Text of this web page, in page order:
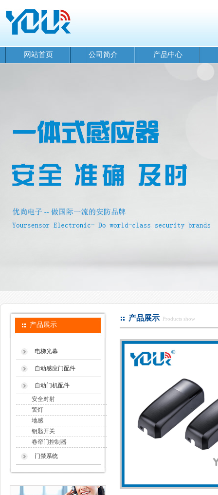
网站首页 公司简介 产品中心
产品展示
电梯光幕
自动感应门配件
自动门机配件
安全对射
警灯
地感
钥匙开关
卷帘门控制器
门禁系统
产品展示 Products show